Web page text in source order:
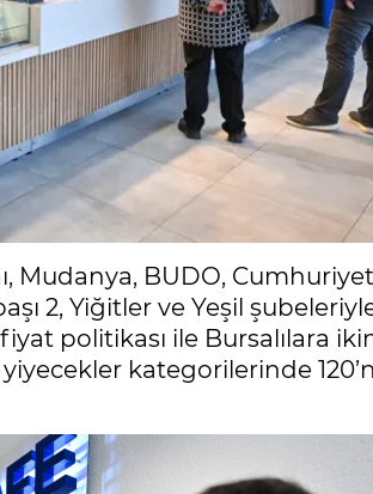
Mudanya, BUDO,
2, Yiğitler ve Yeşil
politikası ile Bursalılara
kategorilerinde